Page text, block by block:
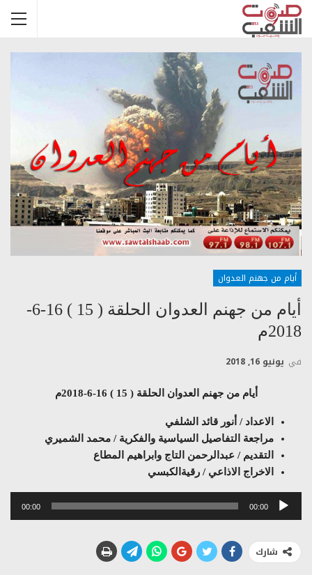
أيام من جهنم العدوان
أيام من جهنم العدوان الحلقة ( 15 ) 16-6-
2018م
في يونيو 16, 2018
أيام من جهنم العدوان الحلقة ( 15 ) 16-6-2018م
الاعداد / أنور قائد الشلفي
مراجعة التفاصيل السياسية والفكرية / محمد الشميري
التقديم / عبدالرحمن التاج وابراهيم المطاع
الاخراج الاذاعي / رقيةالكبسي
مشغل
00:00
00:00
شارك